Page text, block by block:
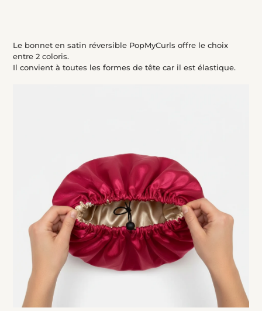
votre
panier
Le bonnet en satin réversible PopMyCurls offre le choix
entre 2 coloris.
Il convient à toutes les formes de tête car il est élastique.